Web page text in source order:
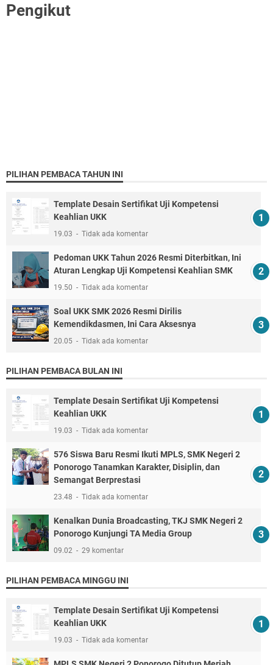
Pengikut
PILIHAN PEMBACA TAHUN INI
Template Desain Sertifikat Uji Kompetensi
Keahlian UKK
19.03 Tidak ada komentar
Pedoman UKK Tahun 2026 Resmi Diterbitkan, Ini
Aturan Lengkap Uji Kompetensi Keahlian SMK
19.50 Tidak ada komentar
Soal UKK SMK 2026 Resmi Dirilis
Kemendikdasmen, Ini Cara Aksesnya
20.05 Tidak ada komentar
PILIHAN PEMBACA BULAN INI
Template Desain Sertifikat Uji Kompetensi
Keahlian UKK
19.03 Tidak ada komentar
576 Siswa Baru Resmi Ikuti MPLS, SMK Negeri 2
Ponorogo Tanamkan Karakter, Disiplin, dan
Semangat Berprestasi
23.48 Tidak ada komentar
Kenalkan Dunia Broadcasting, TKJ SMK Negeri 2
Ponorogo Kunjungi TA Media Group
09.02 29 komentar
PILIHAN PEMBACA MINGGU INI
Template Desain Sertifikat Uji Kompetensi
Keahlian UKK
19.03 Tidak ada komentar